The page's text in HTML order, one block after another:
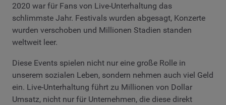
2020 war für Fans von Live-Unterhaltung das
schlimmste Jahr. Festivals wurden abgesagt, Konzerte
wurden verschoben und Millionen Stadien standen
weltweit leer.
Diese Events spielen nicht nur eine große Rolle in
unserem sozialen Leben, sondern nehmen auch viel Geld
ein. Live-Unterhaltung führt zu Millionen von Dollar
Umsatz, nicht nur für Unternehmen, die diese direkt